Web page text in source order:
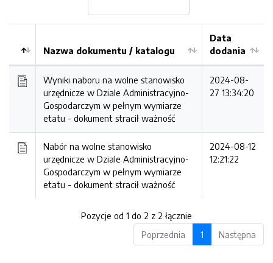
Kolejność
Nazwa dokumentu / katalogu
Data
dodania
Wyniki naboru na wolne stanowisko
urzędnicze w Dziale Administracyjno-
Gospodarczym w pełnym wymiarze
etatu - dokument stracił ważność
2024-08-
27 13:34:20
Nabór na wolne stanowisko
urzędnicze w Dziale Administracyjno-
Gospodarczym w pełnym wymiarze
etatu - dokument stracił ważność
2024-08-12
12:21:22
Pozycje od 1 do 2 z 2 łącznie
Poprzednia
1 Następna